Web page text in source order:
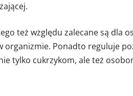
też względu zalecane są dla
organizmie. Ponadto reguluje
tylko cukrzykom, ale też